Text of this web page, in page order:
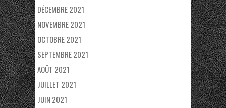
DÉCEMBRE 2021
NOVEMBRE 2021
OCTOBRE 2021
SEPTEMBRE 2021
AOÛT 2021
JUILLET 2021
JUIN 2021